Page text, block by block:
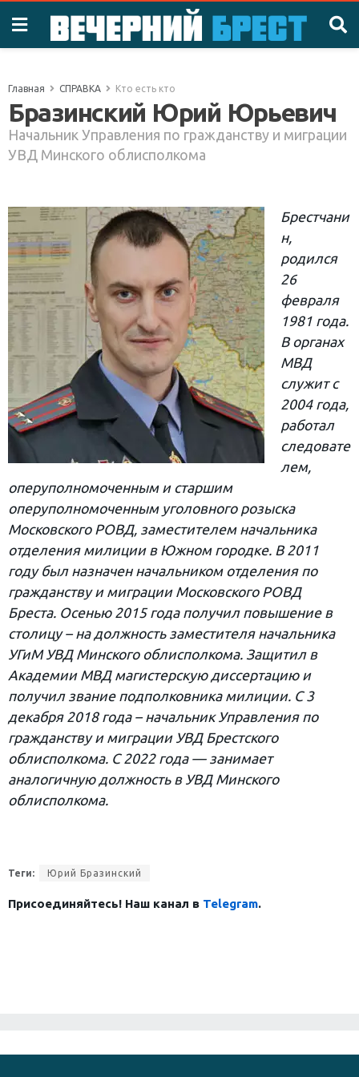
Главная СПРАВКА Кто есть кто
Бразинский Юрий Юрьевич
Начальник Управления по гражданству и миграции
УВД Минского облисполкома
Брестчани
н,
родился
26
февраля
1981 года.
В органах
МВД
служит с
2004 года,
работал
следовате
лем,
оперуполномоченным и старшим
оперуполномоченным уголовного розыска
Московского РОВД, заместителем начальника
отделения милиции в Южном городке. В 2011
году был назначен начальником отделения по
гражданству и миграции Московского РОВД
Бреста. Осенью 2015 года получил повышение в
столицу – на должность заместителя начальника
УГиМ УВД Минского облисполкома. Защитил в
Академии МВД магистерскую диссертацию и
получил звание подполковника милиции. C 3
декабря 2018 года – начальник Управления по
гражданству и миграции УВД Брестского
облисполкома. С 2022 года — занимает
аналогичную должность в УВД Минского
облисполкома.
Теги: Юрий Бразинский
Присоединяйтесь! Наш канал в Telegram.